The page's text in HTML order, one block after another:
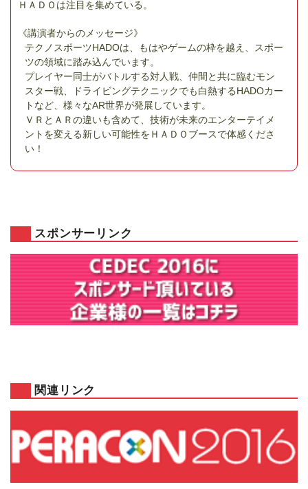
ＨＡＤＯは注目を集めている。
《講演者からのメッセージ》
テクノスポーツHADOは、もはやゲームの枠を越え、スポー
ツの領域に踏み込んでいます。
プレイヤー同士がバトルする対人戦、仲間と共に臨むモン
スター戦、ドライビングテクニックでも白熱するHADOカー
トなど、様々なAR世界が発展しています。
ＶＲとＡＲの違いも含めて、技術が未来のエンターテイメ
ントを変える新しい可能性をＨＡＤＯブースで体感くださ
い！
スポンサーリンク
関連リンク